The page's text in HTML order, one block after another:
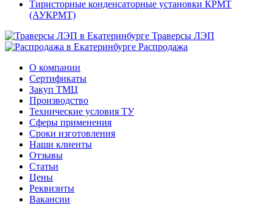
Тиристорные конденсаторные установки КРМТ
(АУКРМТ)
Траверсы ЛЭП
Распродажа
О компании
Сертификаты
Закуп ТМЦ
Производство
Технические условия ТУ
Сферы применения
Сроки изготовления
Наши клиенты
Отзывы
Статьи
Цены
Реквизиты
Вакансии